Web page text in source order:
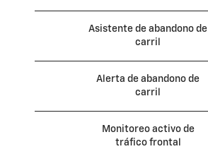
Asistente de abandono de
carril
Alerta de abandono de
carril
Monitoreo activo de
tráfico frontal